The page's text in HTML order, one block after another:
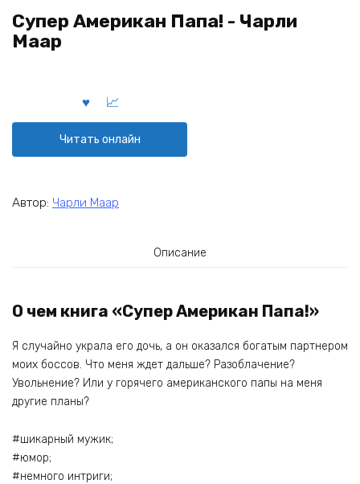
Супер Американ Папа! - Чарли
Маар
Читать онлайн
Автор: Чарли Маар
Описание
О чем книга «Супер Американ Папа!»
Я случайно украла его дочь, а он оказался богатым партнером
моих боссов. Что меня ждет дальше? Разоблачение?
Увольнение? Или у горячего американского папы на меня
другие планы?
#шикарный мужик;
#юмор;
#немного интриги;